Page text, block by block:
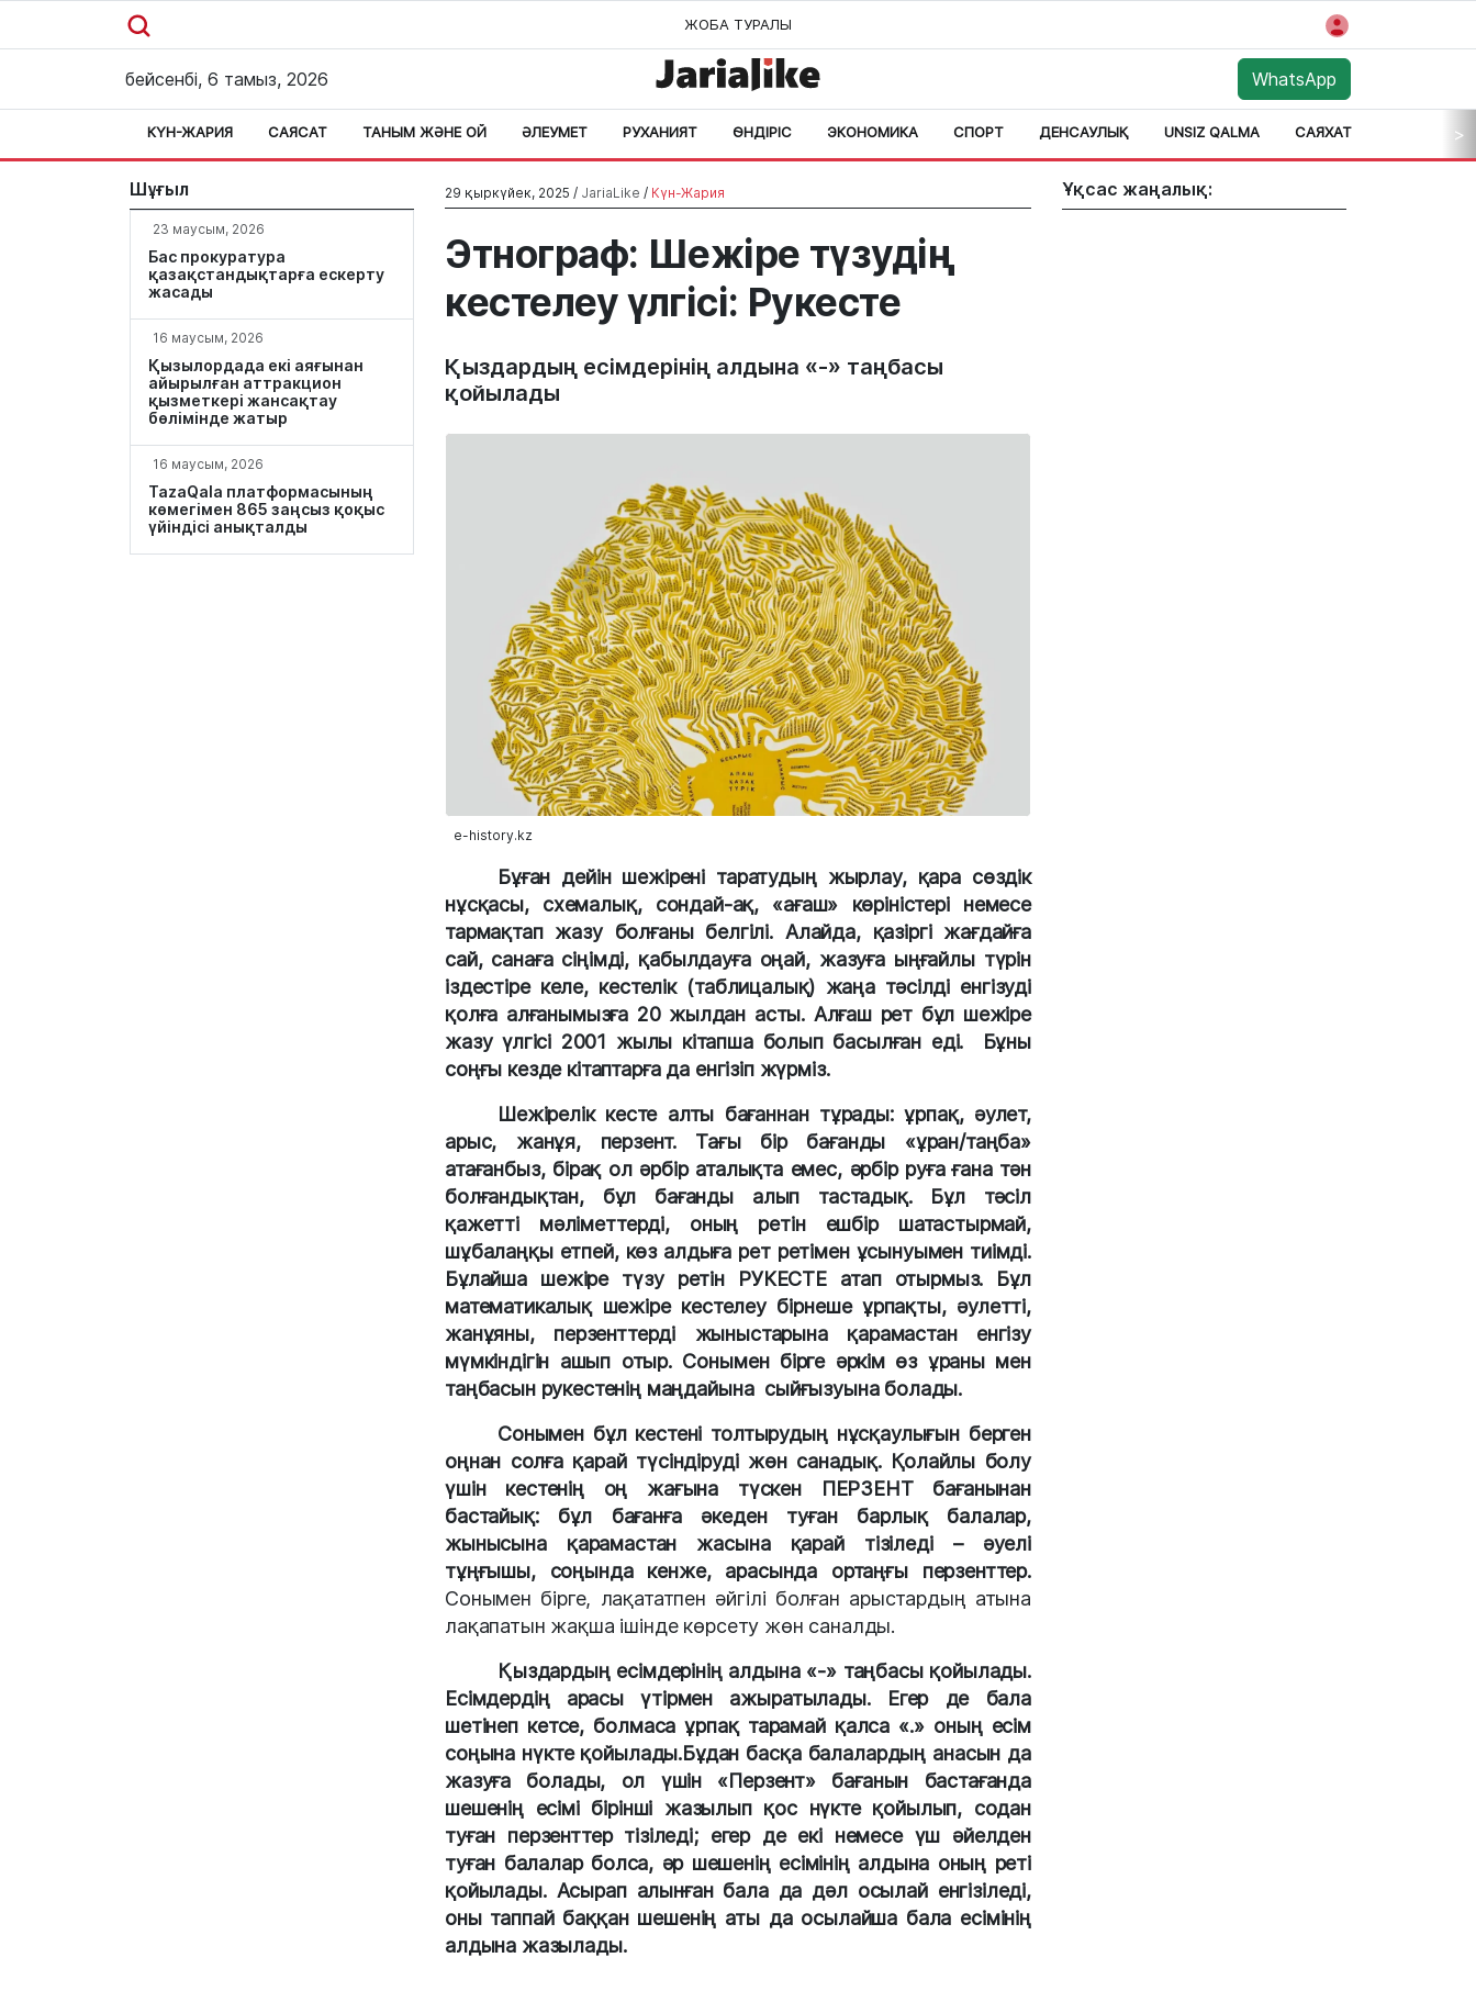
ЖОБА ТУРАЛЫ
бейсенбі, 6 тамыз, 2026 WhatsApp
КҮН-ЖАРИЯ САЯСАТ ТАНЫМ ЖӘНЕ ОЙ ӘЛЕУМЕТ РУХАНИЯТ ӨНДІРІС ЭКОНОМИКА СПОРТ ДЕНСАУЛЫҚ UNSIZ QALMA САЯХАТ >
Шұғыл
23 маусым, 2026
Бас прокуратура
қазақстандықтарға ескерту
жасады
16 маусым, 2026
Қызылордада екі аяғынан
айырылған аттракцион
қызметкері жансақтау
бөлімінде жатыр
16 маусым, 2026
TazaQala платформасының
көмегімен 865 заңсыз қоқыс
үйіндісі анықталды
29 қыркүйек, 2025 / JariaLike / Күн-Жария
Этнограф: Шежіре түзудің
кестелеу үлгісі: Рукесте
Қыздардың есімдерінің алдына «-» таңбасы
қойылады
e-history.kz
Бұған дейін шежірені таратудың жырлау, қара сөздік
нұсқасы, схемалық, сондай-ақ, «ағаш» көріністері немесе
тармақтап жазу болғаны белгілі. Алайда, қазіргі жағдайға
сай, санаға сіңімді, қабылдауға оңай, жазуға ыңғайлы түрін
іздестіре келе, кестелік (таблицалық) жаңа тәсілді енгізуді
қолға алғанымызға 20 жылдан асты. Алғаш рет бұл шежіре
жазу үлгісі 2001 жылы кітапша болып басылған еді. Бұны
соңғы кезде кітаптарға да енгізіп жүрміз.
Шежірелік кесте алты бағаннан тұрады: ұрпақ, әулет,
арыс, жанұя, перзент. Тағы бір бағанды «ұран/таңба»
атағанбыз, бірақ ол әрбір аталықта емес, әрбір руға ғана тән
болғандықтан, бұл бағанды алып тастадық. Бұл тәсіл
қажетті мәліметтерді, оның ретін ешбір шатастырмай,
шұбалаңқы етпей, көз алдыға рет ретімен ұсынуымен тиімді.
Бұлайша шежіре түзу ретін РУКЕСТЕ атап отырмыз. Бұл
математикалық шежіре кестелеу бірнеше ұрпақты, әулетті,
жанұяны, перзенттерді жыныстарына қарамастан енгізу
мүмкіндігін ашып отыр. Сонымен бірге әркім өз ұраны мен
таңбасын рукестенің маңдайына сыйғызуына болады.
Сонымен бұл кестені толтырудың нұсқаулығын берген
оңнан солға қарай түсіндіруді жөн санадық. Қолайлы болу
үшін кестенің оң жағына түскен ПЕРЗЕНТ бағанынан
бастайық: бұл бағанға әкеден туған барлық балалар,
жынысына қарамастан жасына қарай тізіледі – әуелі
тұңғышы, соңында кенже, арасында ортаңғы перзенттер.
Сонымен бірге, лақататпен әйгілі болған арыстардың атына
лақапатын жақша ішінде көрсету жөн саналды.
Қыздардың есімдерінің алдына «-» таңбасы қойылады.
Есімдердің арасы үтірмен ажыратылады. Егер де бала
шетінеп кетсе, болмаса ұрпақ тарамай қалса «.» оның есім
соңына нүкте қойылады.Бұдан басқа балалардың анасын да
жазуға болады, ол үшін «Перзент» бағанын бастағанда
шешенің есімі бірінші жазылып қос нүкте қойылып, содан
туған перзенттер тізіледі; егер де екі немесе үш әйелден
туған балалар болса, әр шешенің есімінің алдына оның реті
қойылады. Асырап алынған бала да дәл осылай енгізіледі,
оны таппай баққан шешенің аты да осылайша бала есімінің
алдына жазылады.
Ұқсас жаңалық: